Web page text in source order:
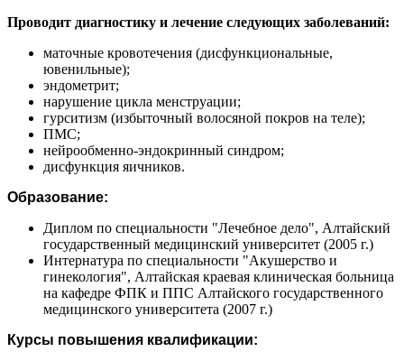
Проводит диагностику и лечение следующих заболеваний:
маточные кровотечения (дисфункциональные,
ювенильные);
эндометрит;
нарушение цикла менструации;
гурситизм (избыточный волосяной покров на теле);
ПМС;
нейрообменно-эндокринный синдром;
дисфункция яичников.
Образование:
Диплом по специальности "Лечебное дело", Алтайский
государственный медицинский университет (2005 г.)
Интернатура по специальности "Акушерство и
гинекология", Алтайская краевая клиническая больница
на кафедре ФПК и ППС Алтайского государственного
медицинского университета (2007 г.)
Курсы повышения квалификации: